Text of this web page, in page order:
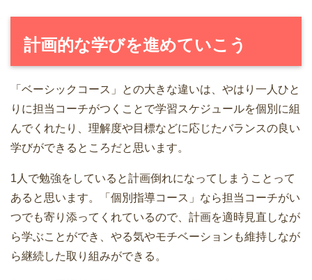
計画的な学びを進めていこう
「ベーシックコース」との大きな違いは、やはり一人ひと
りに担当コーチがつくことで学習スケジュールを個別に組
んでくれたり、理解度や目標などに応じたバランスの良い
学びができるところだと思います。
1人で勉強をしていると計画倒れになってしまうことって
あると思います。「個別指導コース」なら担当コーチがい
つでも寄り添ってくれているので、計画を適時見直しなが
ら学ぶことができ、やる気やモチベーションも維持しなが
ら継続した取り組みができる。